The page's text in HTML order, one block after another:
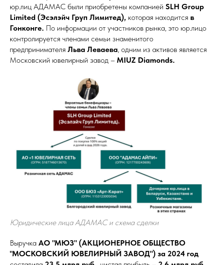
юр.лиц АДАМАС были приобретены компанией SLH Group
Limited (Эсэлэйч Груп Лимитед), которая находится в
Гонконге. По информации от участников рынка, это юр.лицо
контролируется членами семьи знаменитого
предпринимателя Льва Леваева, одним из активов является
Московский ювелирный завод – MIUZ Diamonds.
Юридические лица AДАМАС и схема сделки
Выручка АО "МЮЗ" (АКЦИОНЕРНОЕ ОБЩЕСТВО
"МОСКОВСКИЙ ЮВЕЛИРНЫЙ ЗАВОД") за 2024 год